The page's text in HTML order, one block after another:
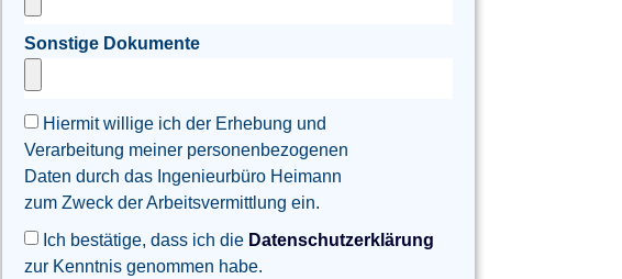
Sonstige Dokumente
Hiermit willige ich der Erhebung und
Verarbeitung meiner personenbezogenen
Daten durch das Ingenieurbüro Heimann
zum Zweck der Arbeitsvermittlung ein.
Ich bestätige, dass ich die Datenschutzerklärung
zur Kenntnis genommen habe.